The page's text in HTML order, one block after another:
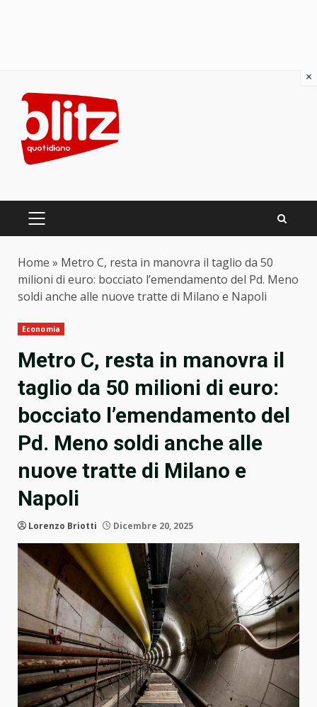
content
PRIMARY
Home » Metro C, resta in manovra il taglio da 50
milioni di euro: bocciato l’emendamento del Pd. Meno
soldi anche alle nuove tratte di Milano e Napoli
Economia
Metro C, resta in manovra il
taglio da 50 milioni di euro:
bocciato l’emendamento del
Pd. Meno soldi anche alle
nuove tratte di Milano e
Napoli
Lorenzo Briotti Dicembre 20, 2025
×